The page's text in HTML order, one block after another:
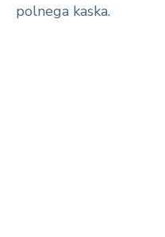
polnega kaska.